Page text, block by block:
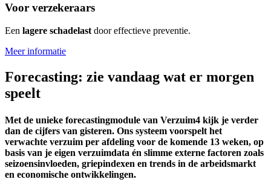
Voor verzekeraars
Een lagere schadelastdoor effectieve preventie.
Meer informatie
Forecasting: zie vandaag wat er morgen
speelt
Met de unieke forecastingmodule van Verzuim4 kijk je verder
dan de cijfers van gisteren. Ons systeem voorspelt het
verwachte verzuim per afdeling voor de komende 13 weken, op
basis van je eigen verzuimdata én slimme externe factoren zoals
seizoensinvloeden, griepindexen en trends in de arbeidsmarkt
en economische ontwikkelingen.